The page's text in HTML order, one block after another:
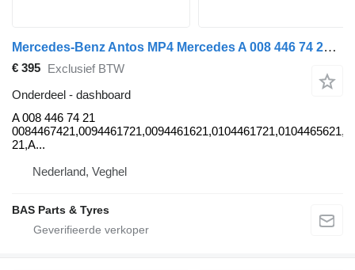
Mercedes-Benz Antos MP4 Mercedes A 008 446 74 21 dashboard voor vrachtwagen
€ 395 Exclusief BTW
Onderdeel - dashboard
A 008 446 74 21
21,A...
Nederland, Veghel
BAS Parts & Tyres